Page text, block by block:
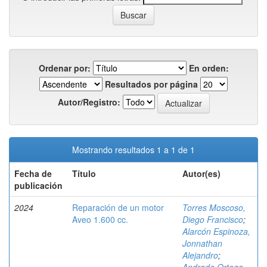
Ordenar por:
En orden:
Resultados por página
Autor/Registro:
Mostrando resultados 1 a 1 de 1
Fecha de
publicación
Título Autor(es)
2024
Reparación de un motor
Aveo 1.600 cc.
Torres Moscoso,
Diego Francisco;
Alarcón Espinoza,
Jonnathan
Alejandro;